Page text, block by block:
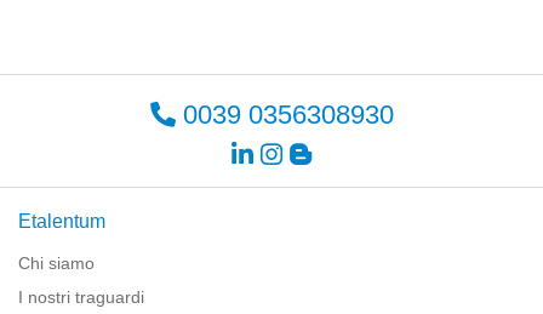
0039 0356308930
Etalentum
Chi siamo
I nostri traguardi